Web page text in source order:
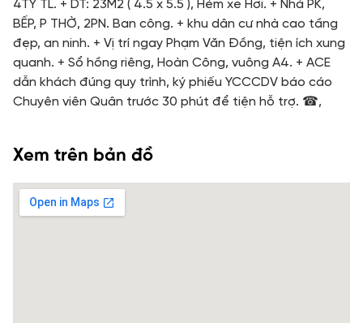
4TỶ TL. + DT: 23M2 ( 4.5 x 5.5 ), Hẻm xe Hơi. + Nhà PK,
BẾP, P THỜ, 2PN. Ban công. + khu dân cư nhà cao tầng
đẹp, an ninh. + Vị trí ngay Phạm Văn Đồng, tiện ích xung
quanh. + Sổ hồng riêng, Hoàn Công, vuông A4. + ACE
dẫn khách đúng quy trình, ký phiếu YCCCDV báo cáo
Chuyên viên Quân trước 30 phút để tiện hỗ trợ. ☎,
Xem trên bản đồ